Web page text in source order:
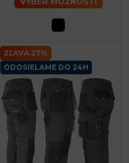
ZĽAVA 27%
ODOSIELAME DO 24H